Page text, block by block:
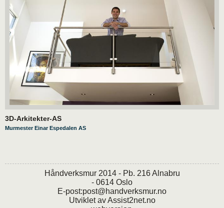
3D-Arkitekter-AS
Murmester Einar Espedalen AS
Håndverksmur 2014 - Pb. 216 Alnabru
- 0614 Oslo
E-post:post@handverksmur.no
Utviklet avAssist2net.no